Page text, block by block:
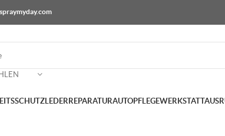
LEDERREPARATURAUTOPFLEGE